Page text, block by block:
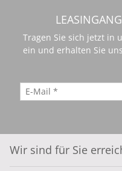
Tragen Sie sich jetzt in
ein und erhalten Sie
Wir sind für Sie